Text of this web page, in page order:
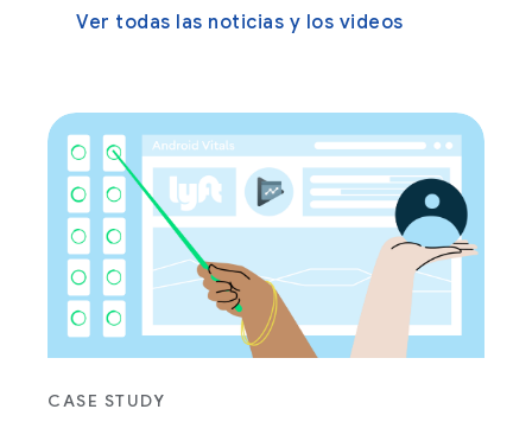
Ver todas las noticias y los videos
CASE STUDY